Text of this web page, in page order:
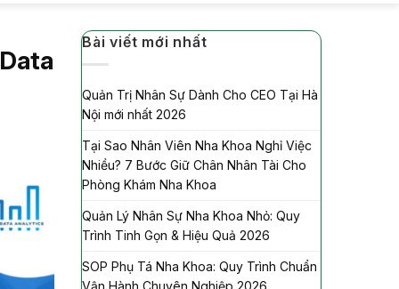
Bài viết mới nhất
Quản Trị Nhân Sự Dành Cho CEO Tại Hà
Nội mới nhất 2026
Tại Sao Nhân Viên Nha Khoa Nghỉ Việc
Nhiều? 7 Bước Giữ Chân Nhân Tài Cho
Phòng Khám Nha Khoa
Quản Lý Nhân Sự Nha Khoa Nhỏ: Quy
Trình Tinh Gọn & Hiệu Quả 2026
SOP Phụ Tá Nha Khoa: Quy Trình Chuẩn
Vận Hành Chuyên Nghiệp 2026